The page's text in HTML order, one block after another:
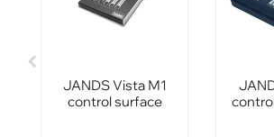
JANDS Vista М1
control surface